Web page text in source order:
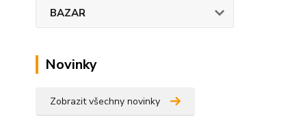
BAZAR
Novinky
Zobrazit všechny novinky